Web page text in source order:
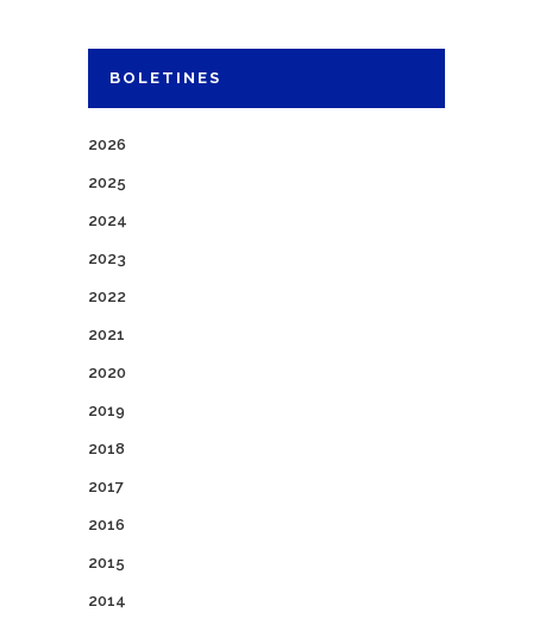
BOLETINES
2026
2025
2024
2023
2022
2021
2020
2019
2018
2017
2016
2015
2014